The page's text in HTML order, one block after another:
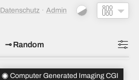
Random
Datenschutz Admin
Computer Generated Imaging CGI